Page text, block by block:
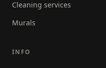
Cleaning services
Murals
INFO